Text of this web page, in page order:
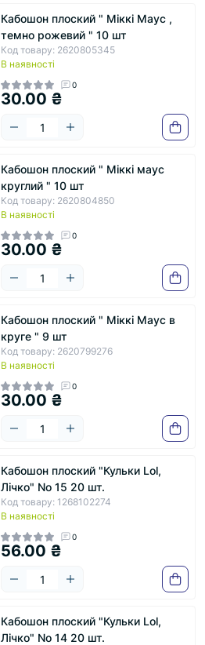
Кабошон плоский " Міккі Маус ,
темно рожевий " 10 шт
Код товару: 2620805345
В наявності
0
30.00 ₴
Кабошон плоский " Міккі маус
круглий " 10 шт
Код товару: 2620804850
В наявності
0
30.00 ₴
Кабошон плоский " Міккі Маус в
круге " 9 шт
Код товару: 2620799276
В наявності
0
30.00 ₴
Кабошон плоский "Кульки Lol,
Лічко" No 15 20 шт.
Код товару: 1268102274
В наявності
0
56.00 ₴
Кабошон плоский "Кульки Lol,
Лічко" No 14 20 шт.